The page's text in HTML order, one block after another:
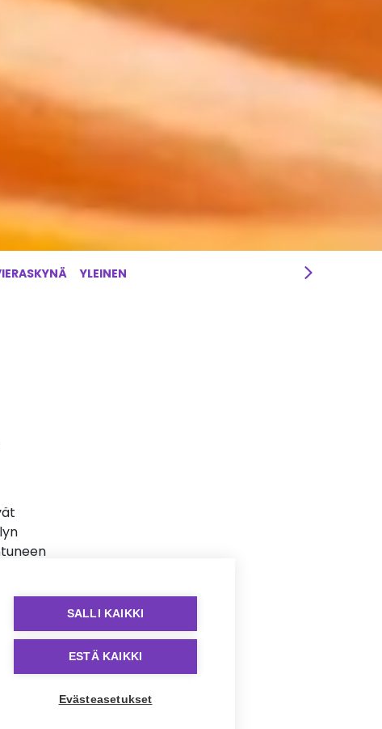
YLEINEN
on
SALLI KAIKKI
ESTÄ KAIKKI
Evästeasetukset